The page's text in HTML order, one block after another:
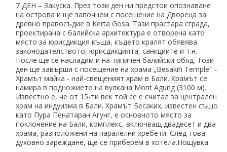
7 ДЕН – Закуска. През този ден ни предстои опознаване
на острова и ще започнем с посещение на Двореца за
древно правосъдие в Kerta Gosa. Тази прастара сграда,
проектирана с балийска архитектура е отворена като
място за юрисдикция къща, където кралят обявява
законодателството, юрисдикцията, санкциите и т.н.
После ще се насладим и на типичен балийски обяд. Този
ден ще завърши с посещение на храма „Besakih Temple” –
Храмът майка - най-свещеният храм в Бали. Храмът се
намира в подножието на вулкана Mont Agung (3100 м).
Известно е, че от 15-ти век той се е считал за централен
храм на индуизма в Бали. Храмът Бесаких, известен също
като Пура Пенатаран Агунг, е основното място за
поклонение на Бали, комплекс, включващ двадесет и два
храма, разположени на паралелни хребети. След това
духовно зареждане, ще се приберем в хотела.Нощувка.